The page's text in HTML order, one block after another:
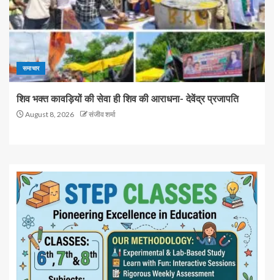
समाचार
शिव भक्त कावड़ियों की सेवा ही शिव की आराधना- देवेंद्र प्रजापति
August 8, 2026 संजीव शर्मा